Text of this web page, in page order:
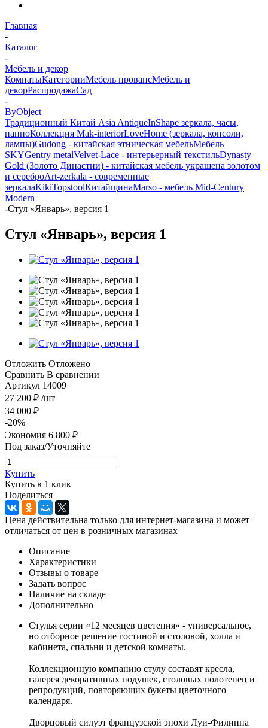
Главная
-
Каталог
-
Мебель и декор
КомнатыКатегорииМебель провансМебель и
декорРаспродажаСад
-
ByObject
Традиционный Китай Asia AntiqueInShape зеркала, часы,
панноКоллекция Mak-interiorLoveHome (зеркала, консоли,
лампы)Gudong - китайская этническая мебельМебель
SKYGentry metalVelvet-Lace - интерьерный текстильDynasty
Gold (Золото Династии) - китайская мебель украшена золотом
и сереброArt-zerkala - современные
зеркалаKikiTopstoolКитайщинаMarso - мебель Mid-Century
Modern
-Стул «Январь», версия 1
Стул «Январь», версия 1
Отложить Отложено
Сравнить В сравнении
Артикул 14009
27 200 ₽ /шт
34 000 ₽
-20%
Экономия 6 800 ₽
Под заказ/Уточняйте
Купить
Купить в 1 клик
Поделиться
Цена действительна только для интернет-магазина и может
отличаться от цен в розничных магазинах
Описание
Характеристики
Отзывы о товаре
Задать вопрос
Наличие на складе
Дополнительно
Стулья серии «12 месяцев цветения» - универсальное,
но отборное решение гостиной и столовой, холла и
кабинета, спальни и детской комнаты.
Коллекционную компанию стулу составят кресла,
галерея декоративных подушек, столовых полотенец и
репродукций, повторяющих букеты цветочного
календаря.
Дворцовый силуэт французской эпохи Луи-Филиппа